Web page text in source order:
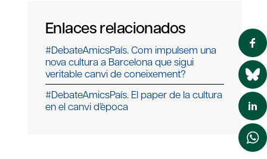
Enlaces relacionados
#DebateAmicsPaís. Com impulsem una
nova cultura a Barcelona que sigui
veritable canvi de coneixement?
#DebateAmicsPaís. El paper de la cultura
en el canvi d’època